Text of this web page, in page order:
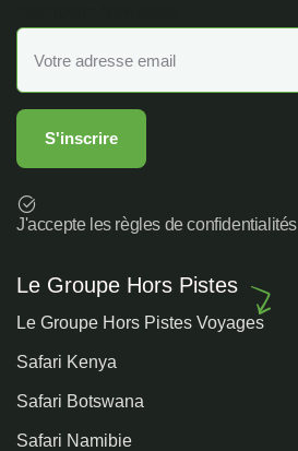
J'accepte les règles de confidentialités
Le Groupe Hors Pistes
Le Groupe Hors Pistes Voyages
Safari Kenya
Safari Botswana
Safari Namibie